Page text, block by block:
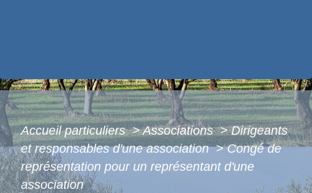
Accueil particuliers> Associations> Dirigeants
et responsables d'une association> Congé de
représentation pour un représentant d'une
association